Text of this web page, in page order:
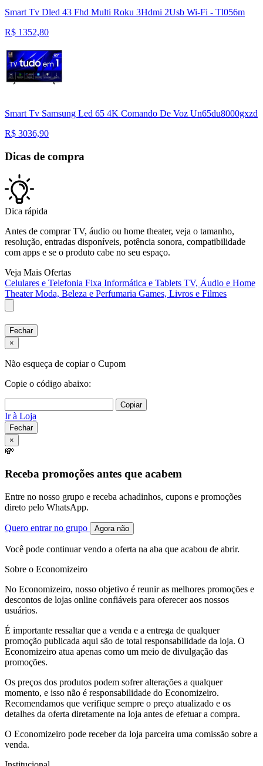
Smart Tv Dled 43 Fhd Multi Roku 3Hdmi 2Usb Wi-Fi - Tl056m
R$ 1352,80
Smart Tv Samsung Led 65 4K Comando De Voz Un65du8000gxzd
R$ 3036,90
Dicas de compra
Dica rápida
Antes de comprar TV, áudio ou home theater, veja o tamanho,
resolução, entradas disponíveis, potência sonora, compatibilidade
com apps e se o produto cabe no seu espaço.
Veja Mais Ofertas
Celulares e Telefonia Fixa Informática e Tablets TV, Áudio e Home
TheaterModa, Beleza e Perfumaria Games, Livros e Filmes
Fechar
×
Não esqueça de copiar o Cupom
Copie o código abaixo:
Copiar
Ir à Loja
Fechar
×
💸
Receba promoções antes que acabem
Entre no nosso grupo e receba achadinhos, cupons e promoções
direto pelo WhatsApp.
Quero entrar no grupo Agora não
Você pode continuar vendo a oferta na aba que acabou de abrir.
Sobre o Economizeiro
No Economizeiro, nosso objetivo é reunir as melhores promoções e
descontos de lojas online confiáveis para oferecer aos nossos
usuários.
É importante ressaltar que a venda e a entrega de qualquer
promoção publicada aqui são de total responsabilidade da loja. O
Economizeiro atua apenas como um meio de divulgação das
promoções.
Os preços dos produtos podem sofrer alterações a qualquer
momento, e isso não é responsabilidade do Economizeiro.
Recomendamos que verifique sempre o preço atualizado e os
detalhes da oferta diretamente na loja antes de efetuar a compra.
O Economizeiro pode receber da loja parceira uma comissão sobre a
venda.